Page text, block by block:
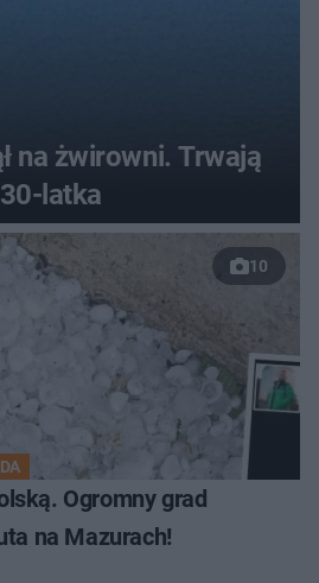
na żwirowni. Trwają
latka
10
Ogromny grad
na Mazurach!